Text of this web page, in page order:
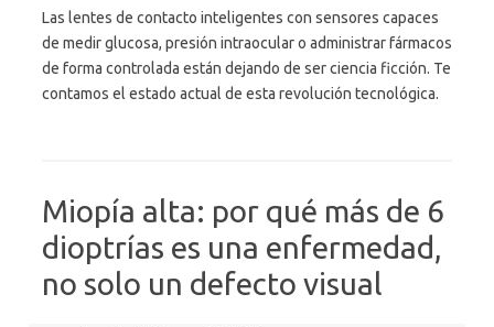
Las lentes de contacto inteligentes con sensores capaces
de medir glucosa, presión intraocular o administrar fármacos
de forma controlada están dejando de ser ciencia ficción. Te
contamos el estado actual de esta revolución tecnológica.
Miopía alta: por qué más de 6
dioptrías es una enfermedad,
no solo un defecto visual